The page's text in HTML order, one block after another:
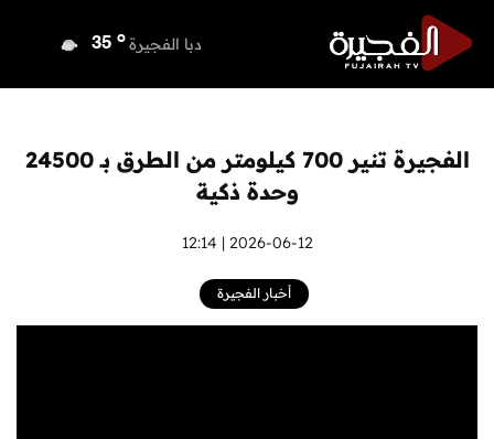
دبا الفجيرة 35 o
أم القيوين 34 o
الفجيرة
الفجيرة تنير 700 كيلومتر من الطرق بـ 24500
وحدة ذكية
2026-06-12 | 12:14
أخبار الفجيرة